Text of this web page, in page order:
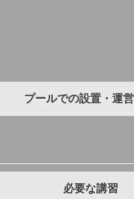
プールでの設置・運
必要な講習